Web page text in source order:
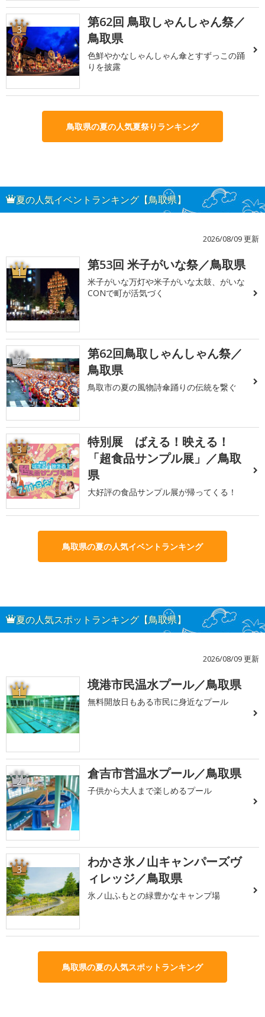
3
第62回 鳥取しゃんしゃん祭／
鳥取県
色鮮やかなしゃんしゃん傘とすずっこの踊
りを披露
鳥取県の夏の人気夏祭りランキング
夏の人気イベントランキング【鳥取県】
2026/08/09 更新
1 第53回 米子がいな祭／鳥取県
米子がいな万灯や米子がいな太鼓、がいな
CONで町が活気づく
2
第62回鳥取しゃんしゃん祭／
鳥取県
鳥取市の夏の風物詩傘踊りの伝統を繋ぐ
3
特別展 ばえる！映える！
「超食品サンプル展」／鳥取
県
大好評の食品サンプル展が帰ってくる！
鳥取県の夏の人気イベントランキング
夏の人気スポットランキング【鳥取県】
2026/08/09 更新
1 境港市民温水プール／鳥取県
無料開放日もある市民に身近なプール
2 倉吉市営温水プール／鳥取県
子供から大人まで楽しめるプール
3
わかさ氷ノ山キャンパーズヴ
ィレッジ／鳥取県
氷ノ山ふもとの緑豊かなキャンプ場
鳥取県の夏の人気スポットランキング